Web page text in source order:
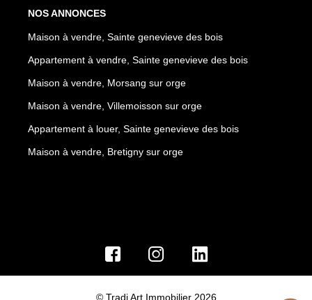
NOS ANNONCES
Maison à vendre, Sainte genevieve des bois
Appartement à vendre, Sainte genevieve des bois
Maison à vendre, Morsang sur orge
Maison à vendre, Villemoisson sur orge
Appartement à louer, Sainte genevieve des bois
Maison à vendre, Bretigny sur orge
© Tradi Art Immobilier 2026